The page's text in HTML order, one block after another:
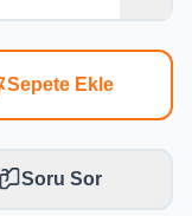
Sepete Ekle
Soru Sor